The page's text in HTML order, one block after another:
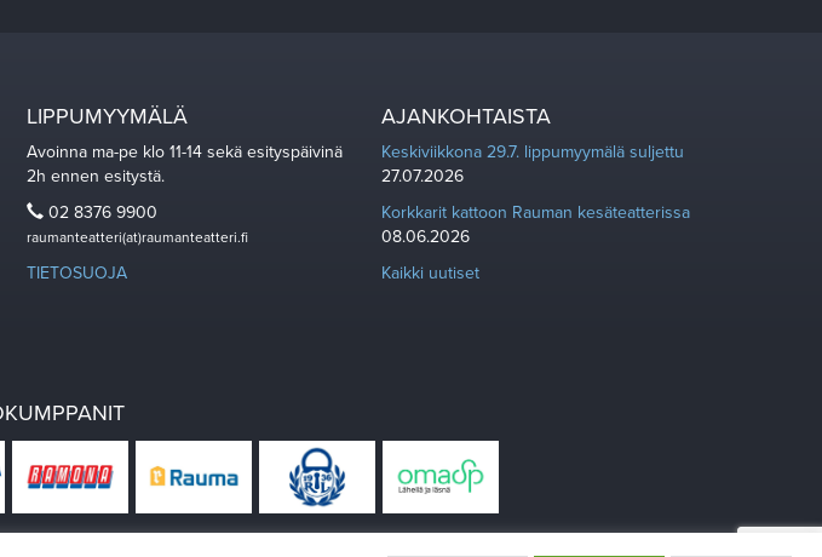
LIPPUMYYMÄLÄ
Avoinna ma-pe klo 11-14 sekä esityspäivinä
2h ennen esitystä.
02 8376 9900
raumanteatteri(at)raumanteatteri.fi
TIETOSUOJA
AJANKOHTAISTA
Keskiviikkona 29.7. lippumyymälä suljettu
27.07.2026
Korkkarit kattoon Rauman kesäteatterissa
08.06.2026
Kaikki uutiset